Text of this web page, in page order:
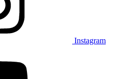
Instagram